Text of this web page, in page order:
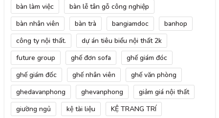
bàn làm việc
bàn lễ tân gỗ công nghiệp
bàn nhân viên
bàn trà bangiamdoc
banhop
công ty nội thất.
dự án tiêu biểu nội thất 2k
future group
ghế đơn sofa
ghế giám đóc
ghế giám đốc
ghế nhân viên
ghế văn phòng
ghedavanphong
ghevanphong
giảm giá nội thất
giường ngủ
kệ tài liệu
KỆ TRANG TRÍ